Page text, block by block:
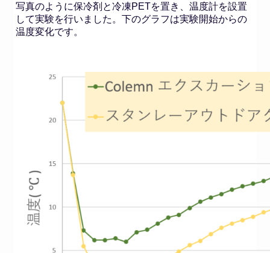
写真のように保冷剤と冷凍PETを置き、温度計を設置
して実験を行いました。下のグラフは実験開始からの
温度変化です。